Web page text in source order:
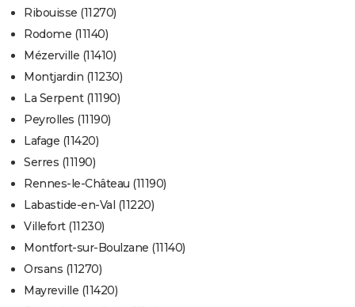
Ribouisse (11270)
Rodome (11140)
Mézerville (11410)
Montjardin (11230)
La Serpent (11190)
Peyrolles (11190)
Lafage (11420)
Serres (11190)
Rennes-le-Château (11190)
Labastide-en-Val (11220)
Villefort (11230)
Montfort-sur-Boulzane (11140)
Orsans (11270)
Mayreville (11420)